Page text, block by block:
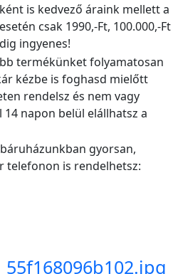
is kedvező áraink mellett a
csak 1990,-Ft, 100.000,-Ft
ingyenes!
termékünket folyamatosan
kézbe is foghasd mielőtt
rendelsz és nem vagy
napon belül elállhatsz a
gyorsan,
telefonon is rendelhetsz: